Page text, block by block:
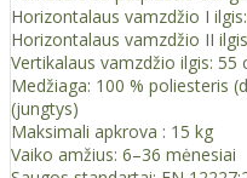
Horizontalaus vamzdžio I
Horizontalaus vamzdžio II
Vertikalaus vamzdžio ilgis: 55
Medžiaga: 100 % poliesteris
(jungtys)
Maksimali apkrova : 15 kg
Vaiko amžius: 6–36 mėnesiai